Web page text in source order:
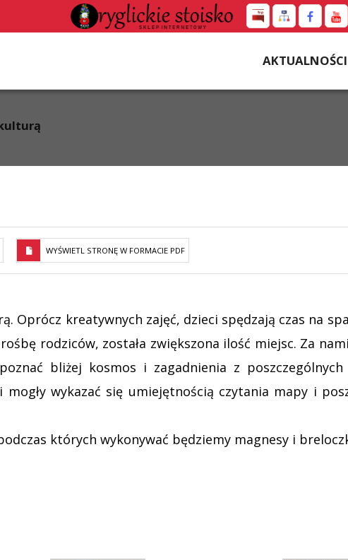
AKTUALNOŚCI
WYŚWIETL STRONĘ W FORMACIE PDF
Oprócz kreatywnych zajęć, dzieci spędzają czas na
rodziców, została zwiększona ilość miejsc. Za
bliżej kosmos i zagadnienia z poszczególnych
wykazać się umiejętnością czytania mapy i
których wykonywać będziemy magnesy i